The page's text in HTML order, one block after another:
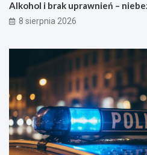
Alkohol i brak uprawnień –
8 sierpnia 2026